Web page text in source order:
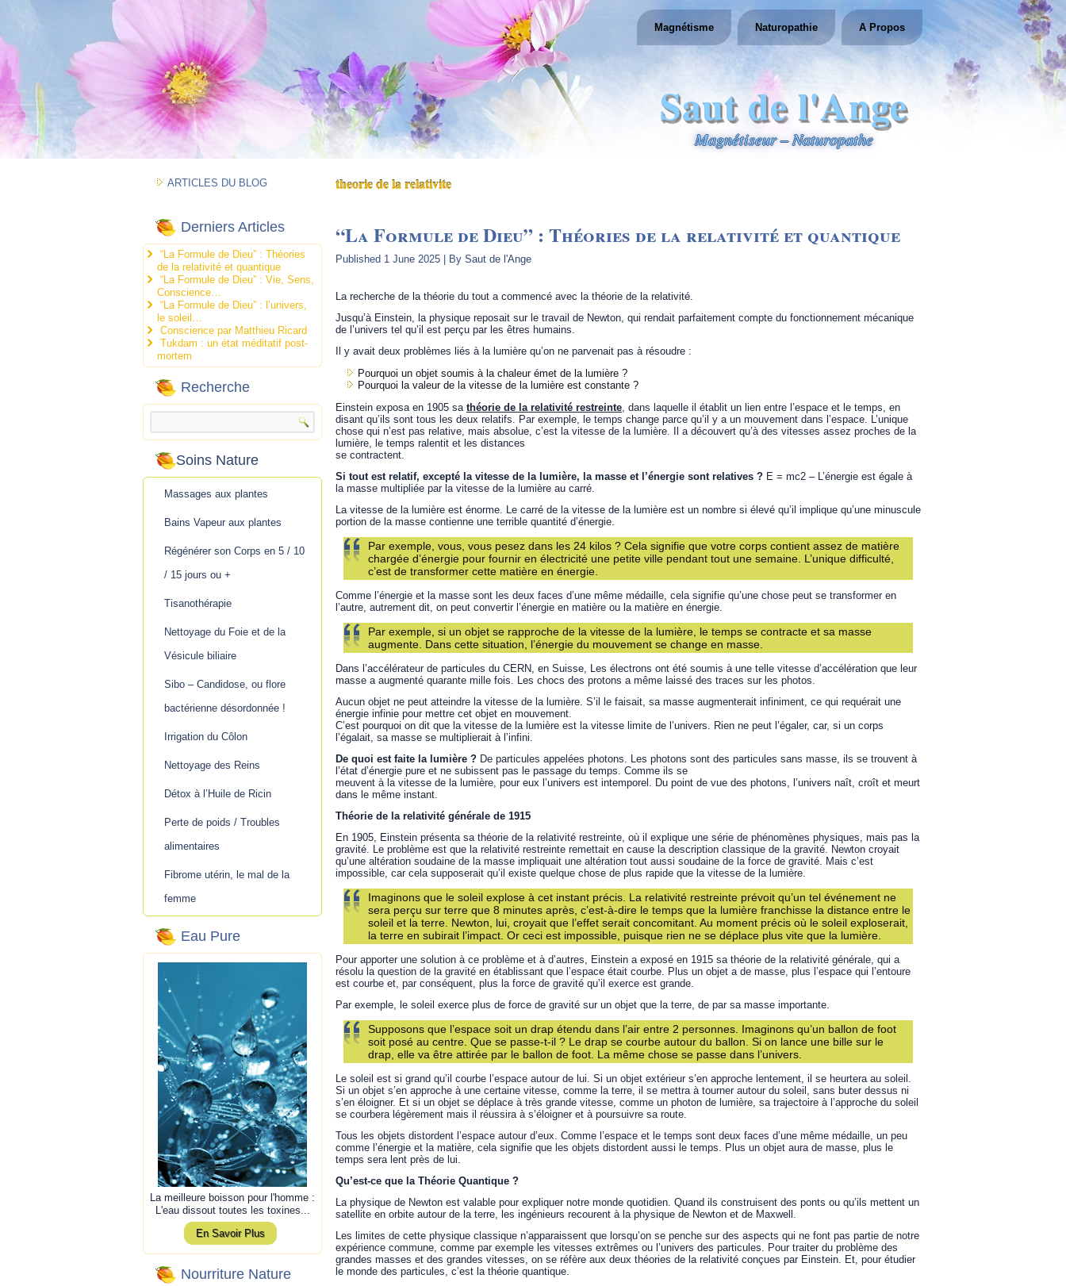
Saut de l'Ange
Magnétiseur – Naturopathe
Magnétisme Naturopathie A Propos
ARTICLES DU BLOG
Derniers Articles
“La Formule de Dieu” : Théories
de la relativité et quantique
“La Formule de Dieu” : Vie, Sens,
Conscience…
“La Formule de Dieu” : l’univers,
le soleil…
Conscience par Matthieu Ricard
Tukdam : un état méditatif post-
mortem
Recherche
Soins Nature
Massages aux plantes
Bains Vapeur aux plantes
Régénérer son Corps en 5 / 10
/ 15 jours ou +
Tisanothérapie
Nettoyage du Foie et de la
Vésicule biliaire
Sibo – Candidose, ou flore
bactérienne désordonnée !
Irrigation du Côlon
Nettoyage des Reins
Détox à l’Huile de Ricin
Perte de poids / Troubles
alimentaires
Fibrome utérin, le mal de la
femme
Eau Pure
La meilleure boisson pour l'homme :
L'eau dissout toutes les toxines...
En Savoir Plus
Nourriture Nature
theorie de la relativite
“La Formule de Dieu” : Théories de la relativité et quantique
Published 1 June 2025 By Saut de l'Ange
La recherche de la théorie du tout a commencé avec la théorie de la relativité.
Jusqu’à Einstein, la physique reposait sur le travail de Newton, qui rendait parfaitement compte du fonctionnement mécanique
de l’univers tel qu’il est perçu par les êtres humains.
Il y avait deux problèmes liés à la lumière qu’on ne parvenait pas à résoudre :
Pourquoi un objet soumis à la chaleur émet de la lumière ?
Pourquoi la valeur de la vitesse de la lumière est constante ?
Einstein exposa en 1905 sa théorie de la relativité restreinte, dans laquelle il établit un lien entre l’espace et le temps, en
disant qu’ils sont tous les deux relatifs. Par exemple, le temps change parce qu’il y a un mouvement dans l’espace. L’unique
chose qui n’est pas relative, mais absolue, c’est la vitesse de la lumière. Il a découvert qu’à des vitesses assez proches de la
lumière, le temps ralentit et les distances
se contractent.
Si tout est relatif, excepté la vitesse de la lumière, la masse et l’énergie sont relatives ? E = mc2 – L’énergie est égale à
la masse multipliée par la vitesse de la lumière au carré.
La vitesse de la lumière est énorme. Le carré de la vitesse de la lumière est un nombre si élevé qu’il implique qu’une minuscule
portion de la masse contienne une terrible quantité d’énergie.
Par exemple, vous, vous pesez dans les 24 kilos ? Cela signifie que votre corps contient assez de matière
chargée d’énergie pour fournir en électricité une petite ville pendant tout une semaine. L’unique difficulté,
c’est de transformer cette matière en énergie.
Comme l’énergie et la masse sont les deux faces d’une même médaille, cela signifie qu’une chose peut se transformer en
l’autre, autrement dit, on peut convertir l’énergie en matière ou la matière en énergie.
Par exemple, si un objet se rapproche de la vitesse de la lumière, le temps se contracte et sa masse
augmente. Dans cette situation, l’énergie du mouvement se change en masse.
Dans l’accélérateur de particules du CERN, en Suisse, Les électrons ont été soumis à une telle vitesse d’accélération que leur
masse a augmenté quarante mille fois. Les chocs des protons a même laissé des traces sur les photos.
Aucun objet ne peut atteindre la vitesse de la lumière. S’il le faisait, sa masse augmenterait infiniment, ce qui requérait une
énergie infinie pour mettre cet objet en mouvement.
C’est pourquoi on dit que la vitesse de la lumière est la vitesse limite de l’univers. Rien ne peut l’égaler, car, si un corps
l’égalait, sa masse se multiplierait à l’infini.
De quoi est faite la lumière ? De particules appelées photons. Les photons sont des particules sans masse, ils se trouvent à
l’état d’énergie pure et ne subissent pas le passage du temps. Comme ils se
meuvent à la vitesse de la lumière, pour eux l’univers est intemporel. Du point de vue des photons, l’univers naît, croît et meurt
dans le même instant.
Théorie de la relativité générale de 1915
En 1905, Einstein présenta sa théorie de la relativité restreinte, où il explique une série de phénomènes physiques, mais pas la
gravité. Le problème est que la relativité restreinte remettait en cause la description classique de la gravité. Newton croyait
qu’une altération soudaine de la masse impliquait une altération tout aussi soudaine de la force de gravité. Mais c’est
impossible, car cela supposerait qu’il existe quelque chose de plus rapide que la vitesse de la lumière.
Imaginons que le soleil explose à cet instant précis. La relativité restreinte prévoit qu’un tel événement ne
sera perçu sur terre que 8 minutes après, c’est-à-dire le temps que la lumière franchisse la distance entre le
soleil et la terre. Newton, lui, croyait que l’effet serait concomitant. Au moment précis où le soleil exploserait,
la terre en subirait l’impact. Or ceci est impossible, puisque rien ne se déplace plus vite que la lumière.
Pour apporter une solution à ce problème et à d’autres, Einstein a exposé en 1915 sa théorie de la relativité générale, qui a
résolu la question de la gravité en établissant que l’espace était courbe. Plus un objet a de masse, plus l’espace qui l’entoure
est courbe et, par conséquent, plus la force de gravité qu’il exerce est grande.
Par exemple, le soleil exerce plus de force de gravité sur un objet que la terre, de par sa masse importante.
Supposons que l’espace soit un drap étendu dans l’air entre 2 personnes. Imaginons qu’un ballon de foot
soit posé au centre. Que se passe-t-il ? Le drap se courbe autour du ballon. Si on lance une bille sur le
drap, elle va être attirée par le ballon de foot. La même chose se passe dans l’univers.
Le soleil est si grand qu’il courbe l’espace autour de lui. Si un objet extérieur s’en approche lentement, il se heurtera au soleil.
Si un objet s’en approche à une certaine vitesse, comme la terre, il se mettra à tourner autour du soleil, sans buter dessus ni
s’en éloigner. Et si un objet se déplace à très grande vitesse, comme un photon de lumière, sa trajectoire à l’approche du soleil
se courbera légèrement mais il réussira à s’éloigner et à poursuivre sa route.
Tous les objets distordent l’espace autour d’eux. Comme l’espace et le temps sont deux faces d’une même médaille, un peu
comme l’énergie et la matière, cela signifie que les objets distordent aussi le temps. Plus un objet aura de masse, plus le
temps sera lent près de lui.
Qu’est-ce que la Théorie Quantique ?
La physique de Newton est valable pour expliquer notre monde quotidien. Quand ils construisent des ponts ou qu’ils mettent un
satellite en orbite autour de la terre, les ingénieurs recourent à la physique de Newton et de Maxwell.
Les limites de cette physique classique n’apparaissent que lorsqu’on se penche sur des aspects qui ne font pas partie de notre
expérience commune, comme par exemple les vitesses extrêmes ou l’univers des particules. Pour traiter du problème des
grandes masses et des grandes vitesses, on se réfère aux deux théories de la relativité conçues par Einstein. Et, pour étudier
le monde des particules, c’est la théorie quantique.